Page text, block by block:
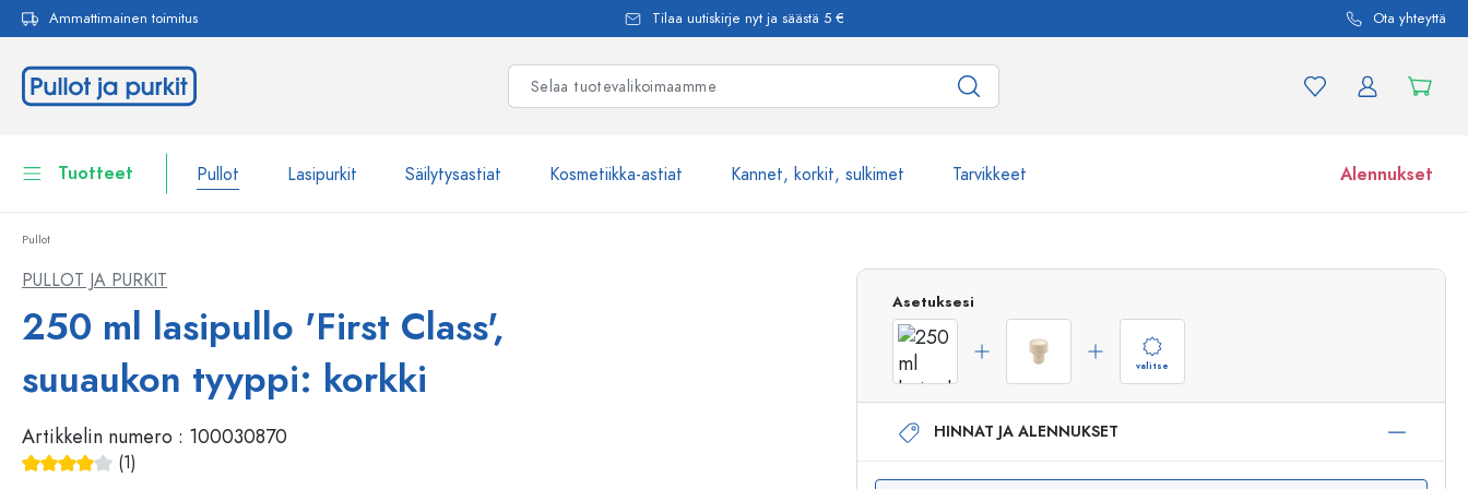
Siirry päänavigointiin
Ammattimainen toimitus Tilaa uutiskirje nyt ja säästä 5 € Ota yhteyttä
Tuotteet Pullot Lasipurkit Säilytysastiat Kosmetiikka-astiat Kannet, korkit, sulkimet Tarvikkeet Alennukset
Lasipurkit
Kosmetiikka-astiat
Pullot tuotemerkin mukaan
WECK-Lasipullot
Airless-pumppupullot
Roll-on-pullot
Lasipurkit
Tutustu nyt
Osta nyt
Pullot
PULLOT JA PURKIT
250 ml lasipullo 'First Class',
suuaukon tyyppi: korkki
Artikkelin numero : 100030870
(1)
Asetuksesi
valitse
HINNAT JA ALENNUKSET